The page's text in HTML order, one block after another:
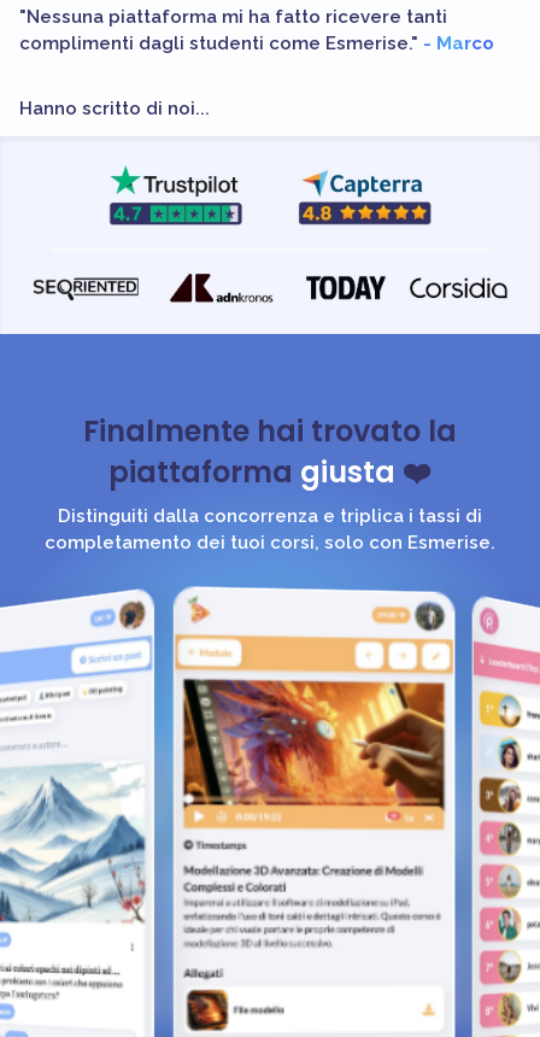
"Ciò che mi ha rassicurata è l'assistenza costante,
solerte e puntuale dello Staff." - Francesca
Hanno scritto di noi...
Finalmente hai trovato la
piattaforma giusta ❤️
Distinguiti dalla concorrenza e triplica i tassi di
completamento dei tuoi corsi, solo con Esmerise.